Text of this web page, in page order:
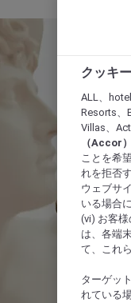
クッキ
ALL、
Resorts、
Villas、
（Accor
ことを希
れを拒否
ウェブサ
いる場合
(vi) お客
は、各端
て、これ
ターゲッ
れている